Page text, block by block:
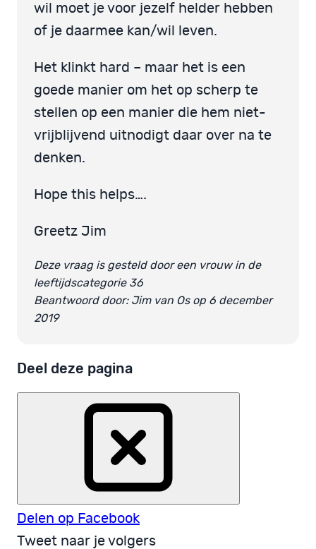
wil moet je voor jezelf helder hebben
of je daarmee kan/wil leven.
Het klinkt hard – maar het is een
goede manier om het op scherp te
stellen op een manier die hem niet-
vrijblijvend uitnodigt daar over na te
denken.
Hope this helps….
Greetz Jim
Deze vraag is gesteld door een vrouw in de
leeftijdscategorie 36
Beantwoord door: Jim van Os op 6 december
2019
Deel deze pagina
Delen op Facebook
Tweet naar je volgers